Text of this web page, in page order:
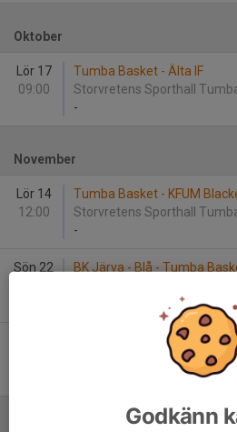
Oktober
Lör 17
09:00
Tumba Basket - Älta IF
Storvretens Sporthall
-
November
Lör 14
12:00
Tumba Basket - KFUM
Storvretens Sporthall
-
Sön 22
BK Järva - Blå - Tumba
Tumba Basket - Fryshuset
Storvretens Sporthall Tumba
Godkänn